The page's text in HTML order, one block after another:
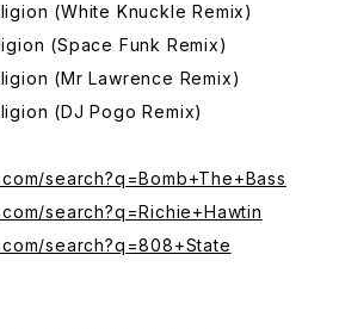
(White Knuckle Remix)
(Space Funk Remix)
(Mr Lawrence Remix)
(DJ Pogo Remix)
search?q=Bomb+The+Bass
search?q=Richie+Hawtin
search?q=808+State